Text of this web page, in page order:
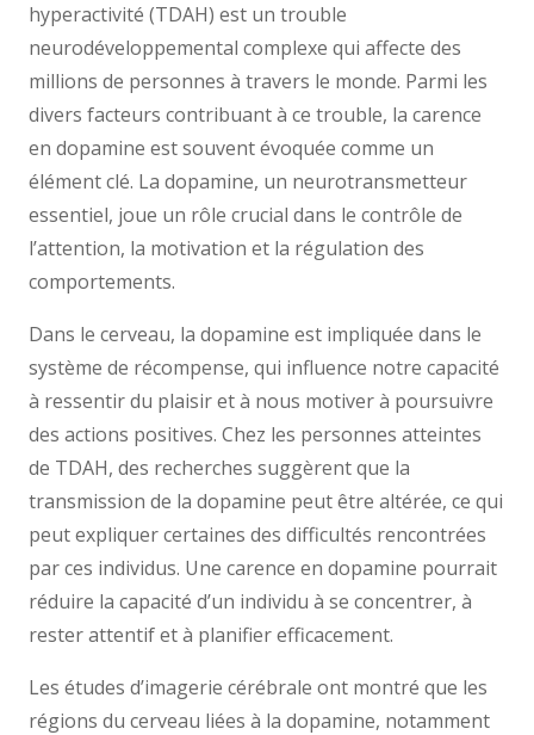
hyperactivité (TDAH) est un trouble
neurodéveloppemental complexe qui affecte des
millions de personnes à travers le monde. Parmi les
divers facteurs contribuant à ce trouble, la carence
en dopamine est souvent évoquée comme un
élément clé. La dopamine, un neurotransmetteur
essentiel, joue un rôle crucial dans le contrôle de
l’attention, la motivation et la régulation des
comportements.
Dans le cerveau, la dopamine est impliquée dans le
système de récompense, qui influence notre capacité
à ressentir du plaisir et à nous motiver à poursuivre
des actions positives. Chez les personnes atteintes
de TDAH, des recherches suggèrent que la
transmission de la dopamine peut être altérée, ce qui
peut expliquer certaines des difficultés rencontrées
par ces individus. Une carence en dopamine pourrait
réduire la capacité d’un individu à se concentrer, à
rester attentif et à planifier efficacement.
Les études d’imagerie cérébrale ont montré que les
régions du cerveau liées à la dopamine, notamment